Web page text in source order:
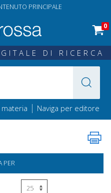
PRINCIPALE
0
DI RICERCA
materia | Naviga per editore
PER